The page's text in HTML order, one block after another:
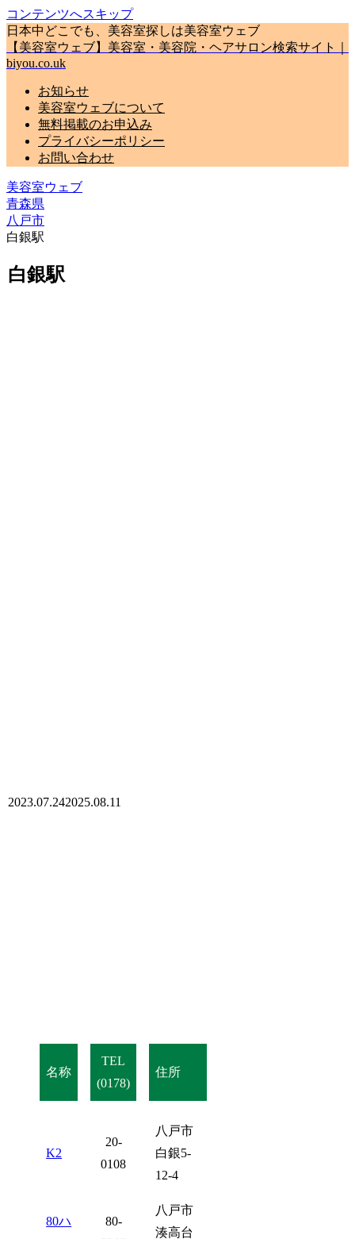
コンテンツへスキップ
日本中どこでも、美容室探しは美容室ウェブ
【美容室ウェブ】美容室・美容院・ヘアサロン検索サイト｜
biyou.co.uk
お知らせ
美容室ウェブについて
無料掲載のお申込み
プライバシーポリシー
お問い合わせ
美容室ウェブ
青森県
八戸市
白銀駅
白銀駅
2023.07.242025.08.11
名称
TEL
(0178)
住所
K2
20-
0108
八戸市
白銀5-
12-4
80ハ
80-
八戸市
湊高台